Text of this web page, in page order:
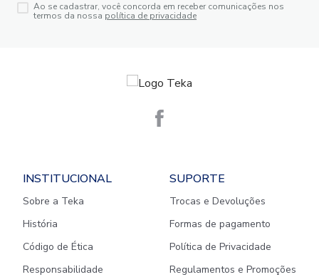
Ao se cadastrar, você concorda em receber comunicações nos
termos da nossa política de privacidade
INSTITUCIONAL
Sobre a Teka
História
Código de Ética
Responsabilidade
SUPORTE
Trocas e Devoluções
Formas de pagamento
Política de Privacidade
Regulamentos e Promoções